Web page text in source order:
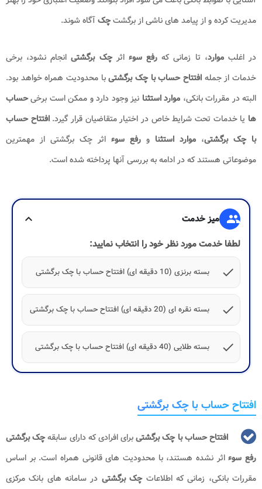
مدیریت کرده و از پیامد های ناشی از برگشتچکآگاه شوند.
در اغلبموارد، تا زمانی که رفع سوء اثرچک برگشتی انجام نشود، برخی
خدمات از جمله افتتاح حساب با چک برگشتیبا محدودیت همراه خواهد بود.
البته در مقررات بانکی، موارد استثنا نیز وجود دارد و ممکن است برخیحساب
ها یا خدمات تحت شرایط خاص در اختیار متقاضیان قرار گیرد. افتتاح حساب
با چک برگشتی، موارد استثنا و رفع سوء اثر چک برگشتی از مهمترین
موضوعاتی هستند که در ادامه به بررسی آنها پرداخته شده است.
group میز خدمت
expand_more
لطفا خدمت مورد نظر خود را انتخاب نمایید:
check
بسته برنزی (10 دقیقه ای) افتتاح حساب با چک برگشتی
check بسته نقره ای (20 دقیقه ای) افتتاح حساب با چک برگشتی
check بسته طلایی (40 دقیقه ای) افتتاح حساب با چک برگشتی
افتتاح حساب با چک برگشتی
افتتاح حساب با چک برگشتیبرای افرادی که دارای سابقهچک برگشتی
رفع سوءاثر نشده هستند، با محدودیت های قانونی همراه است. بر اساس
مقررات بانکی، زمانی که اطلاعاتچک برگشتی در سامانه های بانک مرکزی